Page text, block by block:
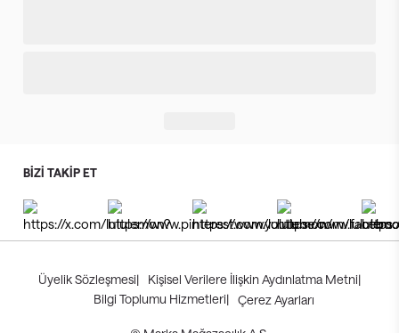
BİZİ TAKİP ET
Üyelik Sözleşmesi| Kişisel Verilere İlişkin Aydınlatma Metni|
Bilgi Toplumu Hizmetleri| Çerez Ayarları